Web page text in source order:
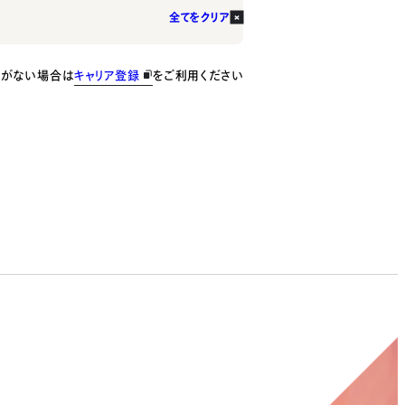
全てをクリア
ない場合はキャリア登録 をご利用ください